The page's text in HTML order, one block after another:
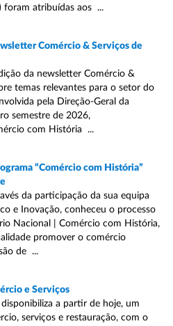
foram atribuídas aos ...
Comércio & Serviços de
da newsletter Comércio &
temas relevantes para o setor do
pela Direção-Geral da
semestre de 2026,
com História ...
“Comércio com História”
da participação da sua equipa
e Inovação, conheceu o processo
Nacional | Comércio com História,
promover o comércio
de ...
e Serviços
a partir de hoje, um
serviços e restauração, com o